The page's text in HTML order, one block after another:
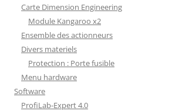
Carte Dimension Engineering
Module Kangaroo x2
Ensemble des actionneurs
Divers materiels
Protection : Porte fusible
Menu hardware
Software
ProfiLab-Expert 4.0